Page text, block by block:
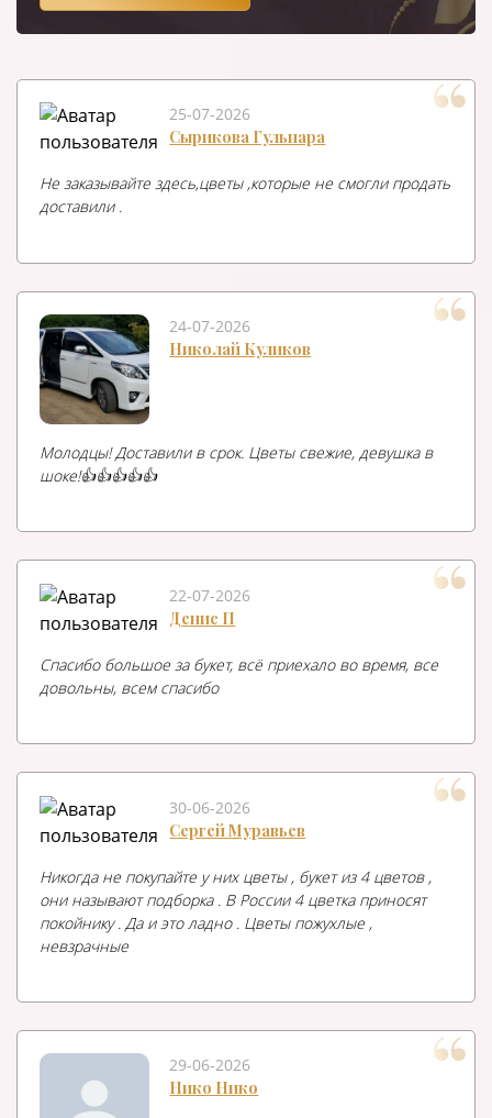
25-07-2026
Сырикова Гульнара
Не заказывайте здесь,цветы ,которые не смогли продать
доставили .
24-07-2026
Николай Куликов
Молодцы! Доставили в срок. Цветы свежие, девушка в
шоке!👍👍👍👍👍
22-07-2026
Денис П
Спасибо большое за букет, всё приехало во время, все
довольны, всем спасибо
30-06-2026
Сергей Муравьев
Никогда не покупайте у них цветы , букет из 4 цветов ,
они называют подборка . В России 4 цветка приносят
покойнику . Да и это ладно . Цветы пожухлые ,
невзрачные
29-06-2026
Нико Нико